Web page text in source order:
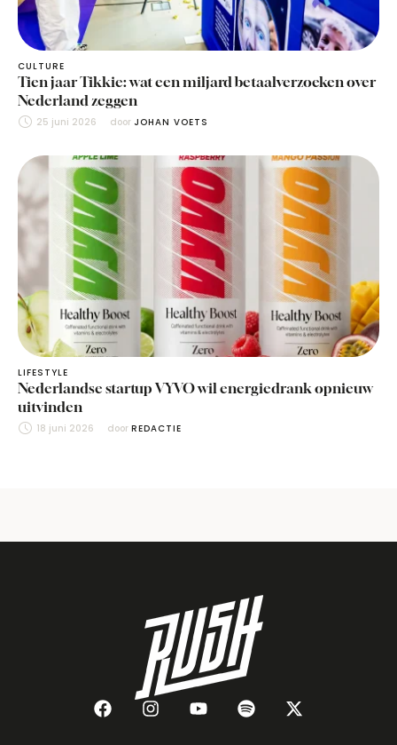
CULTURE
Tien jaar Tikkie: wat een miljard betaalverzoeken over
Nederland zeggen
25 juni 2026 door JOHAN VOETS
LIFESTYLE
Nederlandse startup VYVO wil energiedrank opnieuw
uitvinden
18 juni 2026 door REDACTIE